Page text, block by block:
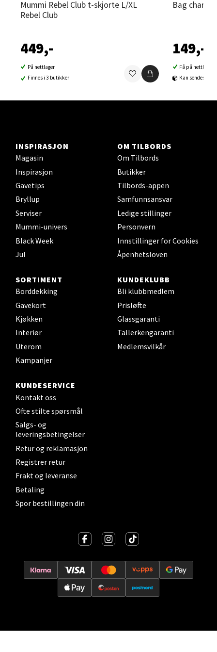
Mummi Rebel Club t-skjorte L/XL
Rebel Club
449,-
På nettlager
Finnes i 3 butikker
Bag charm
149,-
Få på nettlager
Kan sendes til
INSPIRASJON
Magasin
Inspirasjon
Gavetips
Bryllup
Serviser
Mummi-univers
Black Week
Jul
OM TILBORDS
Om Tilbords
Butikker
Tilbords-appen
Samfunnsansvar
Ledige stillinger
Personvern
Innstillinger for Cookies
Åpenhetsloven
SORTIMENT
Borddekking
Gavekort
Kjøkken
Interiør
Uterom
Kampanjer
KUNDEKLUBB
Bli klubbmedlem
Prisløfte
Glassgaranti
Tallerkengaranti
Medlemsvilkår
KUNDESERVICE
Kontakt oss
Ofte stilte spørsmål
Salgs- og
leveringsbetingelser
Retur og reklamasjon
Registrer retur
Frakt og leveranse
Betaling
Spor bestillingen din
Sortland - Sortland Storsenter
Åpent i dag 10-19
0 i butikk
Steinkjer - Thon Senter Steinkjer
Sjøfartsgata 2, 7714 Steinkjer
Åpent i dag 10-20
0 i butikk
Torgbakken 2, 5401 Stord
Åpent i dag 10-17
Oslo - Thon Senter Storo
Vitaminveien 7 - 9, 0485 Oslo
Åpent i dag 10-21
0 i butikk
Strandtorget, 2609 Lillehammer
Åpent i dag 09-20
0 i butikk